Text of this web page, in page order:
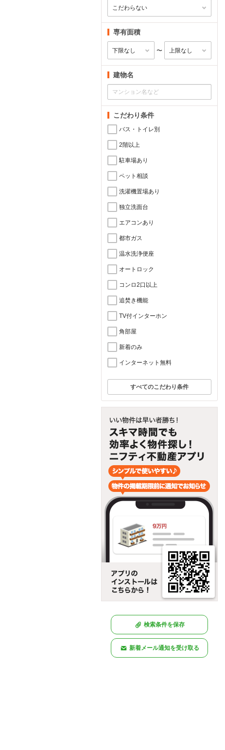
専有面積
〜
建物名
こだわり条件
バス・トイレ別
2階以上
駐車場あり
ペット相談
洗濯機置場あり
独立洗面台
エアコンあり
都市ガス
温水洗浄便座
オートロック
コンロ2口以上
追焚き機能
TV付インターホン
角部屋
新着のみ
インターネット無料
すべてのこだわり条件
検索条件を保存
新着メール通知を受け取る